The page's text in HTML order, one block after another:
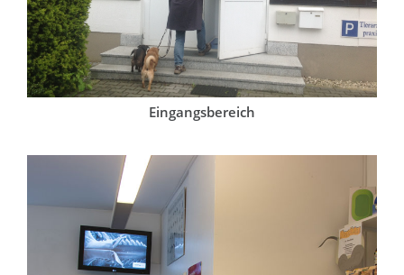
Interessante Links
Impressum
Eingangsbereich